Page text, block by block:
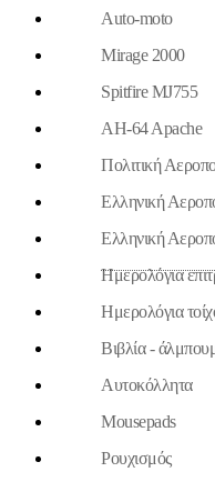
Auto-moto
Mirage 2000
Spitfire MJ755
AH-64 Apache
Πολιτική
Ελληνική
Ελληνική
Ημερολόγια
Ημερολόγια
Βιβλία -
Aυτοκόλλητα
Mousepads
Ρουχισμός